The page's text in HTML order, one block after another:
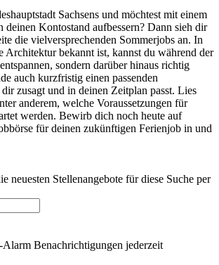
Sachsens und möchtest mit einem
deinen Kontostand aufbessern? Dann sieh dir
die vielversprechenden Sommerjobs an. In
Architektur bekannt ist, kannst du während der
sondern darüber hinaus richtig
auch kurzfristig einen passenden
zusagt und in deinen Zeitplan passt. Lies
anderem, welche Voraussetzungen für
werden. Bewirb dich noch heute auf
für deinen zukünftigen Ferienjob in und
neuesten Stellenangebote für diese Suche per
Alarm Benachrichtigungen jederzeit